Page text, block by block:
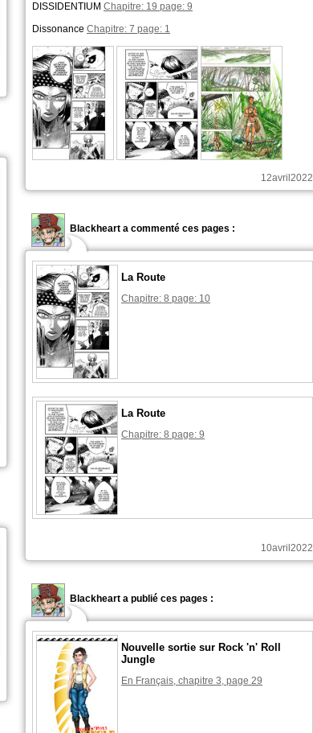
DISSIDENTIUM Chapitre: 19 page: 9
Dissonance Chapitre: 7 page: 1
12avril2022
Blackheart a commenté ces pages :
La Route
Chapitre: 8 page: 10
La Route
Chapitre: 8 page: 9
10avril2022
Blackheart a publié ces pages :
Nouvelle sortie sur Rock 'n' Roll
Jungle
En Français, chapitre 3, page 29